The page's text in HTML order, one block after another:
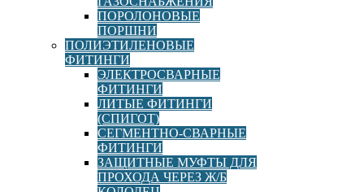
ПОРОЛОНОВЫЕ
ПОРШНИ
ПОЛИЭТИЛЕНОВЫЕ
ФИТИНГИ
ЭЛЕКТРОСВАРНЫЕ
ФИТИНГИ
ЛИТЫЕ ФИТИНГИ
(СПИГОТ)
СЕГМЕНТНО-СВАРНЫЕ
ФИТИНГИ
ЗАЩИТНЫЕ МУФТЫ ДЛЯ
ПРОХОДА ЧЕРЕЗ Ж/Б
Переход ПЭ/Сталь (НСПС) ПЭ100 SDR11 d 090х089
руб В корзину